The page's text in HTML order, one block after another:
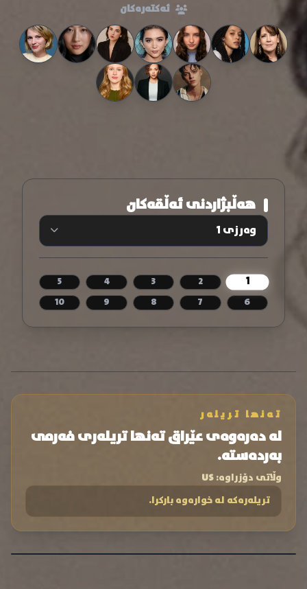
ئەکتەرەکان
هەڵبژاردنی ئەڵقەکان
1
2
3
4
5
6
7
8
9
10
تەنها تریلەر
لە دەرەوەی عێراق تەنها تریلەری فەرمی
بەردەستە.
وڵاتی دۆزراوە:US
تریلەرەکە لە خوارەوە بارکرا.